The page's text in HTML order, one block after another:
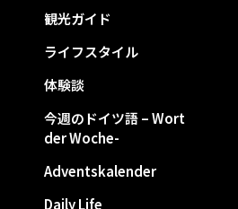
観光ガイド
ライフスタイル
体験談
今週のドイツ語 – Wort
der Woche-
Adventskalender
Daily Life